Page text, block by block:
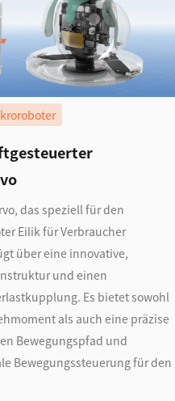
das speziell für den
Eilik für Verbraucher
über eine innovative,
und einen
Es bietet sowohl
als auch eine präzise
Bewegungspfad und
Bewegungssteuerung für den